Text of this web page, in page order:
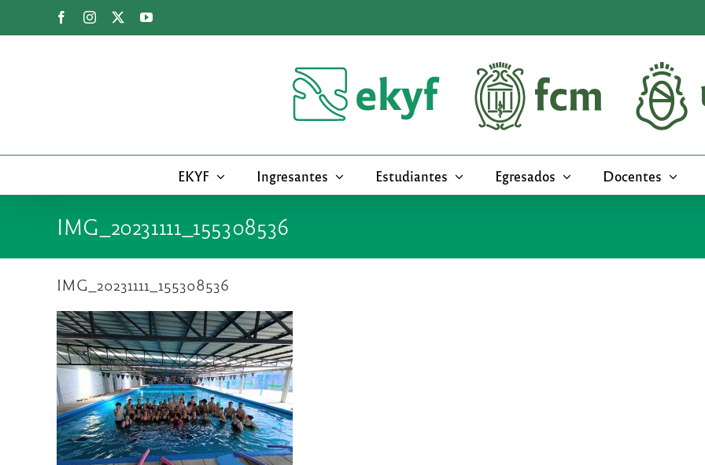
FacebookInstagram YouTube
EKYF Ingresantes Estudiantes Egresados Docentes
IMG_20231111_155308536
IMG_20231111_155308536